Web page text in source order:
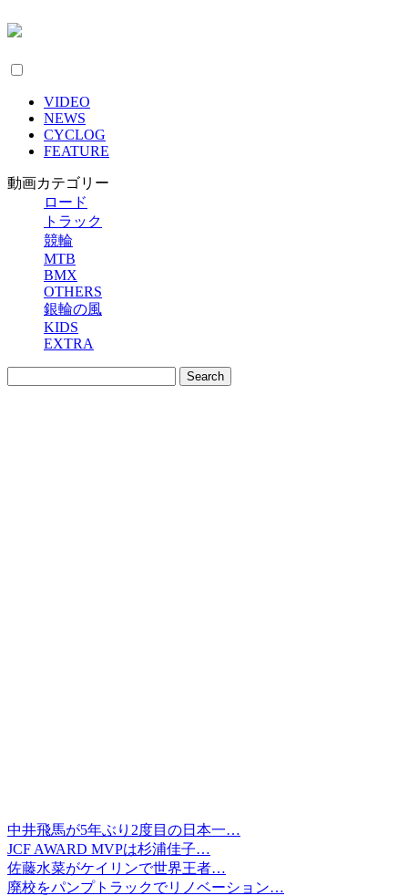
VIDEO
NEWS
CYCLOG
FEATURE
動画カテゴリー
ロード
トラック
競輪
MTB
BMX
OTHERS
銀輪の風
KIDS
EXTRA
中井飛馬が5年ぶり2度目の日本一…
JCF AWARD MVPは杉浦佳子…
佐藤水菜がケイリンで世界王者…
廃校をパンプトラックでリノベーション…